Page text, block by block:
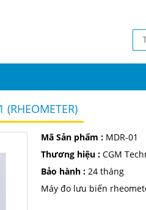
Mã Sản phẩm : MDR-01
Thương hiệu :CGM
Bảo hành :24 tháng
Máy đo lưu biến